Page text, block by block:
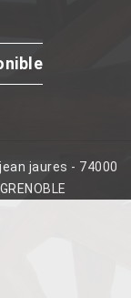
jaures - 74000